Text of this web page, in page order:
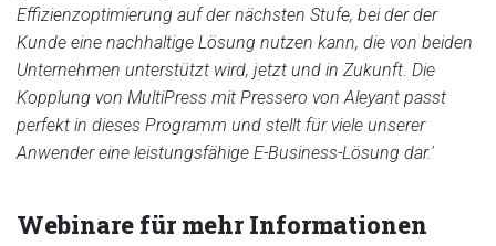
Effizienzoptimierung auf der nächsten Stufe, bei der der
Kunde eine nachhaltige Lösung nutzen kann, die von beiden
Unternehmen unterstützt wird, jetzt und in Zukunft. Die
Kopplung von MultiPress mit Pressero von Aleyant passt
perfekt in dieses Programm und stellt für viele unserer
Anwender eine leistungsfähige E-Business-Lösung dar.'
Webinare für mehr Informationen